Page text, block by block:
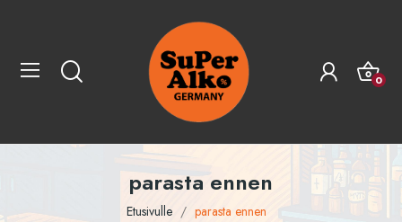
0
parasta ennen
Etusivulle parasta ennen